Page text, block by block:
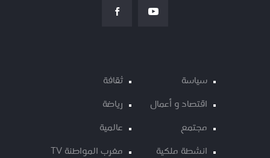
سياسة
اقتصاد و أعمال
مجتمع
انشطة ملكية
ثقافة
رياضة
عالمية
مغرب المواطنة TV